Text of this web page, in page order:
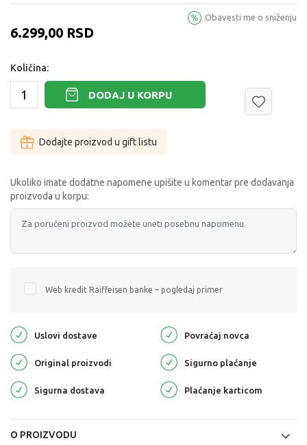
6.299,00 RSD
Obavesti me o sniženju
Količina:
DODAJ U KORPU
Dodajte proizvod u gift listu
Ukoliko imate dodatne napomene upišite u komentar pre dodavanja
proizvoda u korpu:
Web kredit Raiffeisen banke – pogledaj primer
Uslovi dostave Povraćaj novca
Original proizvodi Sigurno plaćanje
Sigurna dostava Plaćanje karticom
O PROIZVODU